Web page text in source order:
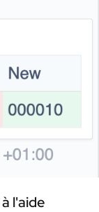
l'aide